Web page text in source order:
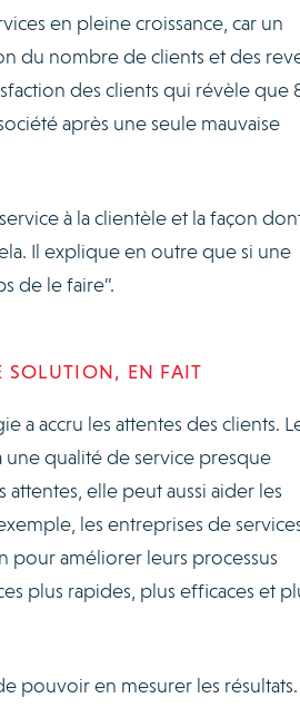
en pleine croissance, car un
du nombre de clients et des
des clients qui révèle que
après une seule mauvaise
à la clientèle et la façon
Il explique en outre que si une
de le faire”.
SOLUTION, EN FAIT
a accru les attentes des clients.
une qualité de service presque
elle peut aussi aider les
les entreprises de
pour améliorer leurs processus
plus rapides, plus efficaces et
pouvoir en mesurer les résultats.